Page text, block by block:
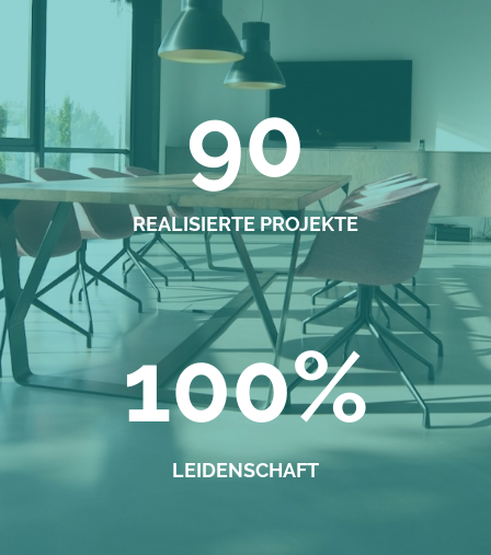
90
REALISIERTE PROJEKTE
100%
LEIDENSCHAFT